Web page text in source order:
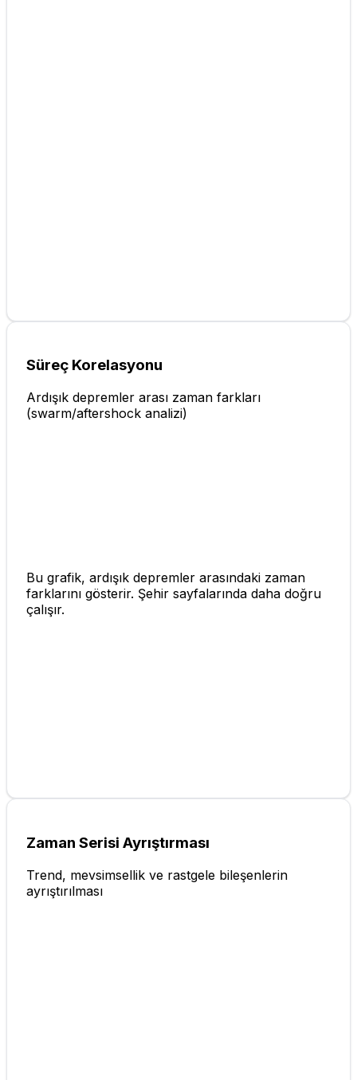
Süreç Korelasyonu
Ardışık depremler arası zaman farkları
(swarm/aftershock analizi)
Bu grafik, ardışık depremler arasındaki zaman
farklarını gösterir. Şehir sayfalarında daha doğru
çalışır.
Zaman Serisi Ayrıştırması
Trend, mevsimsellik ve rastgele bileşenlerin
ayrıştırılması